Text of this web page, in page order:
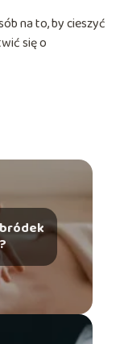
na to, by cieszyć
się o